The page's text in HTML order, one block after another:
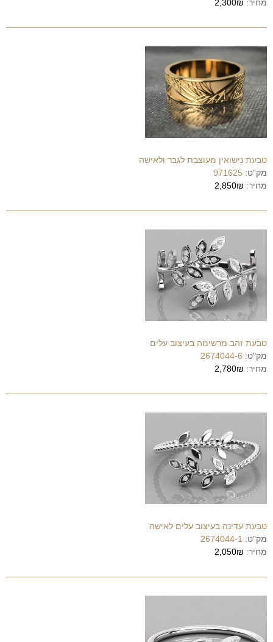
מחיר: 2,300₪
טבעת נישואין מעוצבת לגבר ולאישה
מק"ט: 971625
מחיר: 2,850₪
טבעת זהב מרשימה בעיצוב עלים
מק"ט: 2674044-6
מחיר: 2,780₪
טבעת עדינה בעיצוב עלים לאישה
מק"ט: 2674044-1
מחיר: 2,050₪